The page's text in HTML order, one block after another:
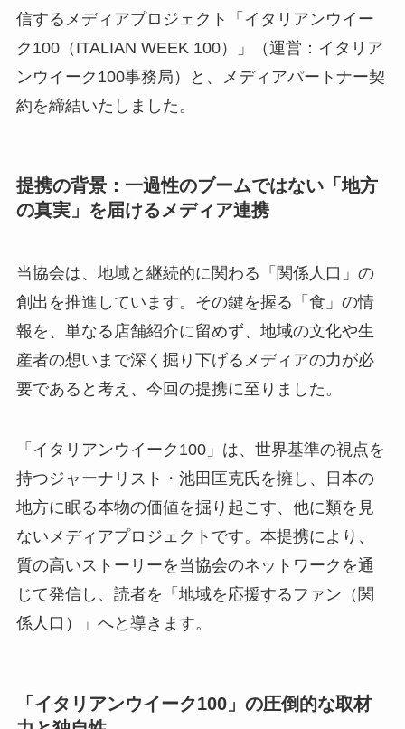
信するメディアプロジェクト「イタリアンウイー
ク100（ITALIAN WEEK 100）」（運営：イタリア
ンウイーク100事務局）と、メディアパートナー契
約を締結いたしました。
提携の背景：一過性のブームではない「地方
の真実」を届けるメディア連携
当協会は、地域と継続的に関わる「関係人口」の
創出を推進しています。その鍵を握る「食」の情
報を、単なる店舗紹介に留めず、地域の文化や生
産者の想いまで深く掘り下げるメディアの力が必
要であると考え、今回の提携に至りました。
「イタリアンウイーク100」は、世界基準の視点を
持つジャーナリスト・池田匡克氏を擁し、日本の
地方に眠る本物の価値を掘り起こす、他に類を見
ないメディアプロジェクトです。本提携により、
質の高いストーリーを当協会のネットワークを通
じて発信し、読者を「地域を応援するファン（関
係人口）」へと導きます。
「イタリアンウイーク100」の圧倒的な取材